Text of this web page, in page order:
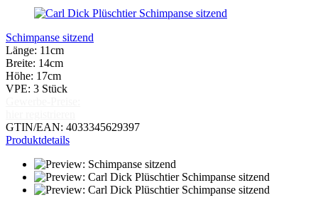
Schimpanse sitzend
Länge: 11cm
Breite: 14cm
Höhe: 17cm
VPE: 3 Stück
GTIN/EAN: 4033345629397
Produktdetails